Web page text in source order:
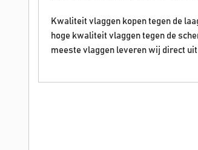
Kwaliteit vlaggen kopen tegen de
hoge kwaliteit vlaggen tegen de
meeste vlaggen leveren wij direct